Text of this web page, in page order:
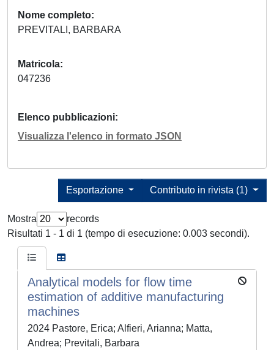
Nome completo
PREVITALI, BARBARA
Matricola
047236
Elenco pubblicazioni
Visualizza l'elenco in formato JSON
Contributo in rivista (1)
Esportazione
Mostra
records
Risultati 1 - 1 di 1 (tempo di esecuzione: 0.003 secondi).
Analytical models for flow time
estimation of additive manufacturing
machines
2024 Pastore, Erica; Alfieri, Arianna; Matta,
Andrea; Previtali, Barbara